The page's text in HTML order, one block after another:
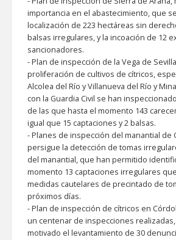
importancia en el abastecimiento, que
localización de 223 hectáreas sin
balsas irregulares, y la incoación de 12
sancionadores.
-Plan de inspección de la Vega de
proliferación de cultivos de cítricos,
Alcolea del Río y Villanueva del Río y
con la Guardia Civil se han
de las que hasta el momento 143
igual que 15 captaciones y 2 balsas.
-Planes de inspección del manantial de
persigue la detección de tomas
del manantial, que han permitido
momento 13 captaciones irregulares
medidas cautelares de precintado de
próximos días.
-Plan de inspección de cítricos en
un centenar de inspecciones
motivado el levantamiento de 30